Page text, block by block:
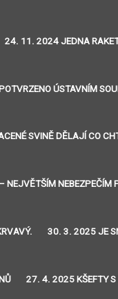
24. 11. 2024 JEDNA
ÚSTAVNÍM
SVINĚ DĚLAJÍ CO
NEBEZPEČÍM
30. 3. 2025 JE
27. 4. 2025 KŠEFTY S